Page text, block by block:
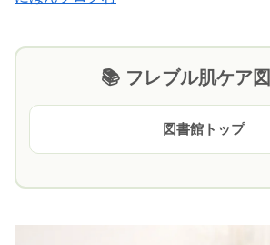
📚 フレブル肌ケア
図書館トップ